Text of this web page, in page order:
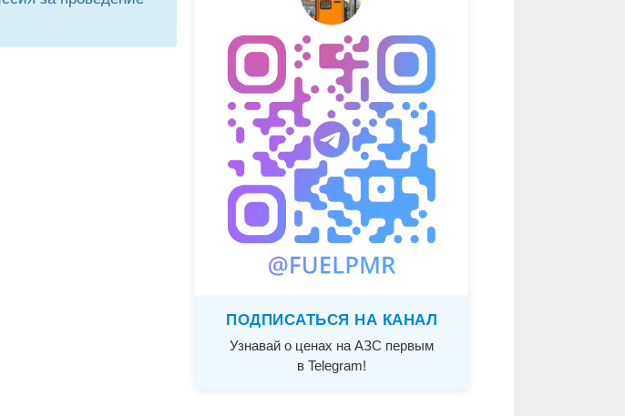
ПОДПИСАТЬСЯ НА КАНАЛ
Узнавай о ценах на АЗС первым
в Telegram!